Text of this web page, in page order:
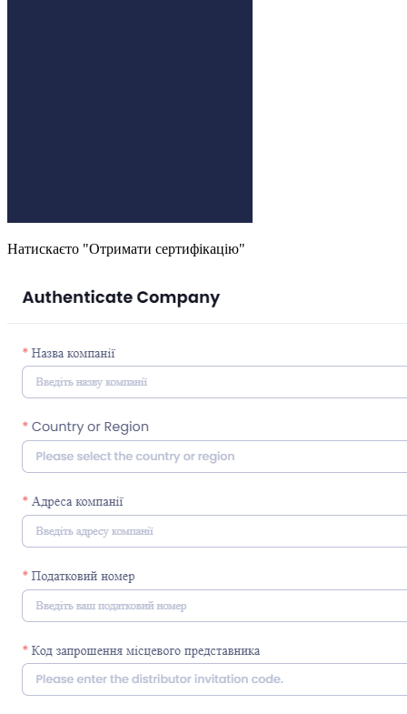
Натискаєто "Отримати сертифікацію"